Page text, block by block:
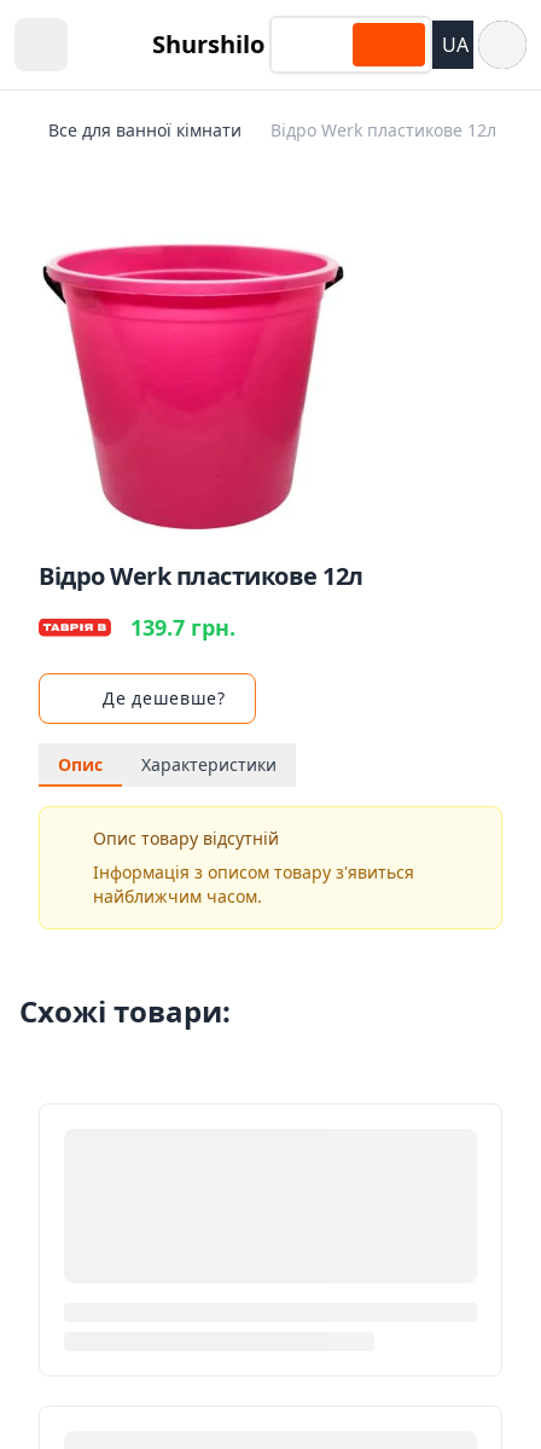
Shurshilo UA
Все для ванної кімнати Відро Werk пластикове 12л
Відро Werk пластикове 12л
139.7 грн.
Де дешевше?
Опис Характеристики
Опис товару відсутній
Інформація з описом товару з'явиться
найближчим часом.
Схожі товари: